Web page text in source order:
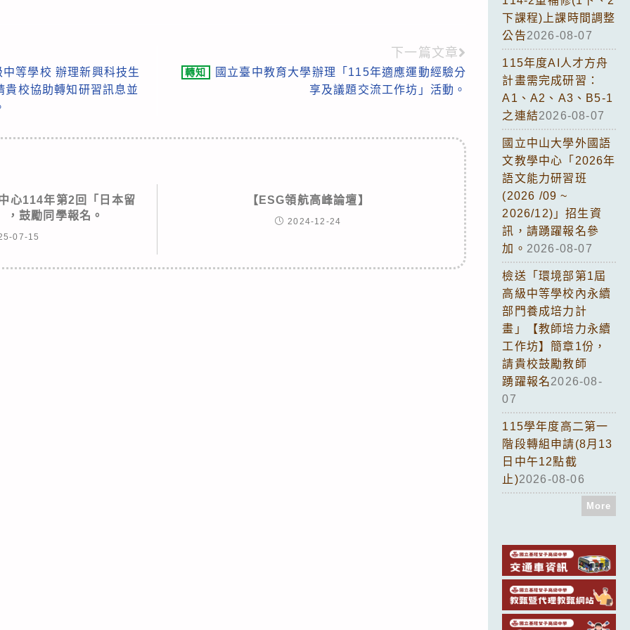
等學校 辦理新興科技生
校協助轉知研習訊息並
下一篇文章
轉知
國立臺中教育大學辦理「115年適應運動經驗分
享及議題交流工作坊」活動。
心114年第2回「日本留
鼓勵同學報名。
07-15
【ESG領航高峰論壇】
2024-12-24
下課程)上課時間調整
公告2026-08-07
115年度AI人才方舟
計畫需完成研習：
A1、A2、A3、B5-1
之連結2026-08-07
國立中山大學外國語
文教學中心「2026年
語文能力研習班
(2026 /09 ~
2026/12)」招生資
訊，請踴躍報名參
加。 2026-08-07
檢送「環境部第1屆
高級中等學校內永續
部門養成培力計
畫」【教師培力永續
工作坊】簡章1份，
請貴校鼓勵教師
踴躍報名2026-08-
07
115學年度高二第一
階段轉組申請(8月13
日中午12點截
止)2026-08-06
More